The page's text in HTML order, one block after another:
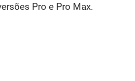
Pro e Pro Max.